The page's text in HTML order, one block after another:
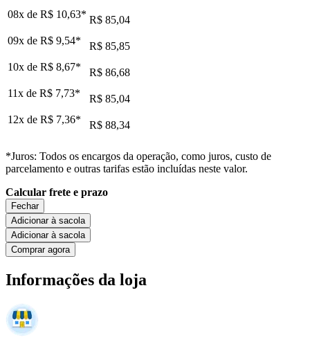
08x de R$ 10,63* R$ 85,04
09x de R$ 9,54*
R$ 85,85
10x de R$ 8,67*
R$ 86,68
11x de R$ 7,73*
R$ 85,04
12x de R$ 7,36* R$ 88,34
*Juros: Todos os encargos da operação, como juros, custo de
parcelamento e outras tarifas estão incluídas neste valor.
Calcular frete e prazo
Fechar
Adicionar à sacola
Adicionar à sacola
Comprar agora
Informações da loja